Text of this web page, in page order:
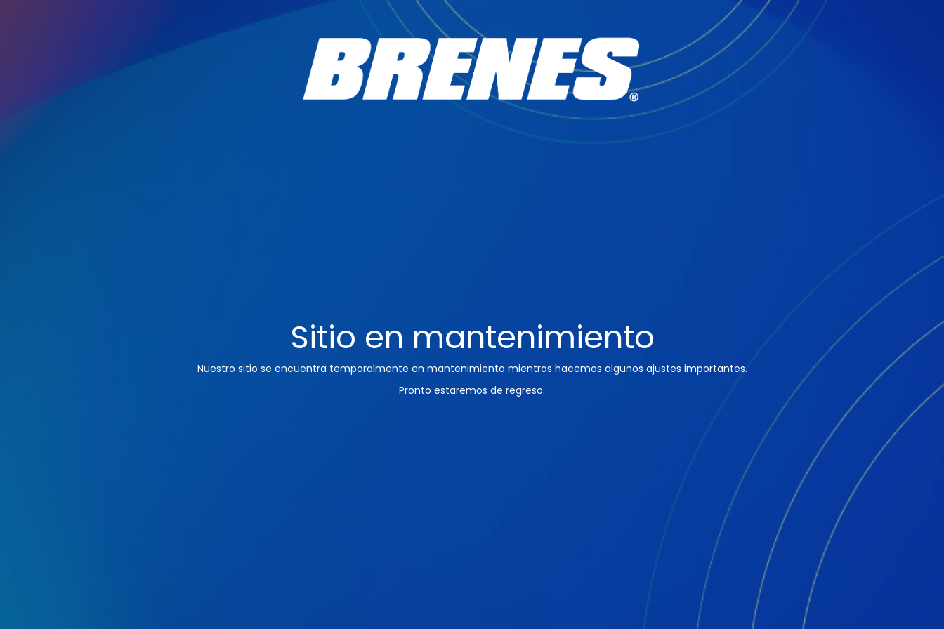
Sitio en mantenimiento
Nuestro sitio se encuentra temporalmente en mantenimiento mientras hacemos algunos ajustes importantes.
Pronto estaremos de regreso.